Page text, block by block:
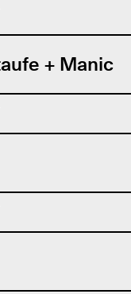
+ Manic